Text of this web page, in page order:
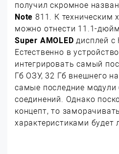
получил скромное
Note 811. К техническим
можно отнести 11.1-
Super AMOLED дисплей с
Естественно в
интегрировать самый
Гб ОЗУ, 32 Гб внешнего
самые последние модули
соединений. Однако
концепт, то
характеристиками будет